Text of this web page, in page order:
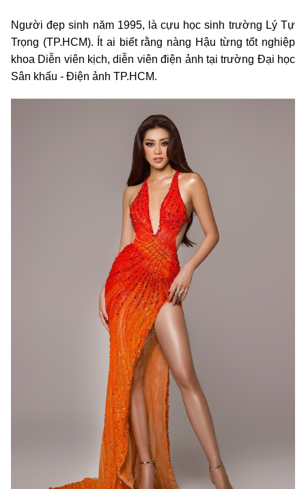
Người đẹp sinh năm 1995, là cựu học sinh trường Lý Tự
Trọng (TP.HCM). Ít ai biết rằng nàng Hậu từng tốt nghiệp
khoa Diễn viên kịch, diễn viên điện ảnh tại trường Đại học
Sân khấu - Điện ảnh TP.HCM.